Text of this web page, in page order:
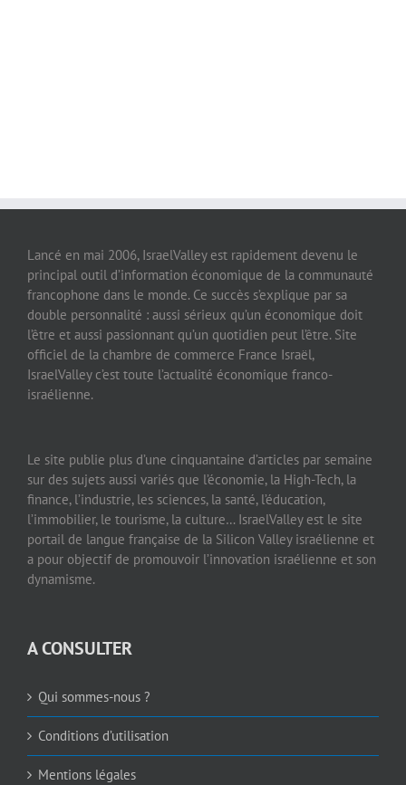
Lancé en mai 2006, IsraelValley est rapidement devenu le
principal outil d’information économique de la communauté
francophone dans le monde. Ce succès s’explique par sa
double personnalité : aussi sérieux qu’un économique doit
l’être et aussi passionnant qu’un quotidien peut l’être. Site
officiel de la chambre de commerce France Israël,
IsraelValley c’est toute l’actualité économique franco-
israélienne.
Le site publie plus d’une cinquantaine d’articles par semaine
sur des sujets aussi variés que l’économie, la High-Tech, la
finance, l’industrie, les sciences, la santé, l’éducation,
l’immobilier, le tourisme, la culture… IsraelValley est le site
portail de langue française de la Silicon Valley israélienne et
a pour objectif de promouvoir l’innovation israélienne et son
dynamisme.
A CONSULTER
Qui sommes-nous ?
Conditions d’utilisation
Mentions légales